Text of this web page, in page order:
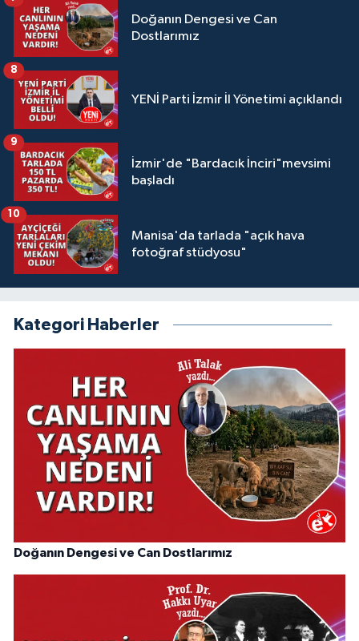
Doğanın Dengesi ve Can
Dostlarımız
YENİ Parti İzmir İl Yönetimi açıklandı
8
İzmir'de "Bardacık İnciri"mevsimi
başladı
9
Manisa'da tarlada "açık hava
fotoğraf stüdyosu"
10
Kategori Haberler
Doğanın Dengesi ve Can Dostlarımız